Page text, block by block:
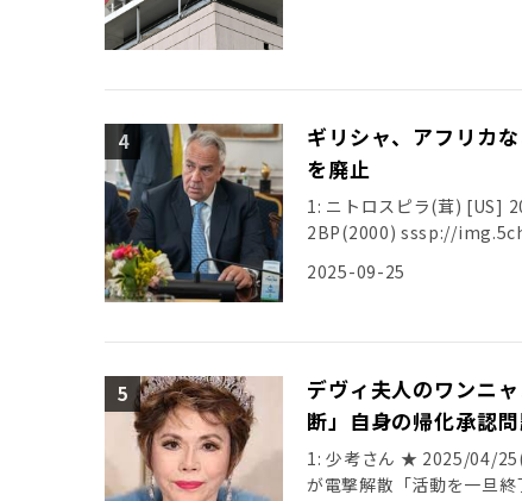
ギリシャ、アフリカ
を廃止
1: ニトロスピラ(茸) [US]
2BP(2000) sssp://
2025-09-25
デヴィ夫人のワンニ
断」自身の帰化承認
1: 少考さん ★ 2025/04/
が電撃解散「活動を一旦